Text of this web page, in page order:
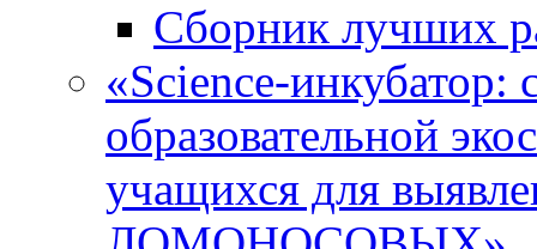
Сборник лучших
«Science-инкубатор:
образовательной
учащихся для